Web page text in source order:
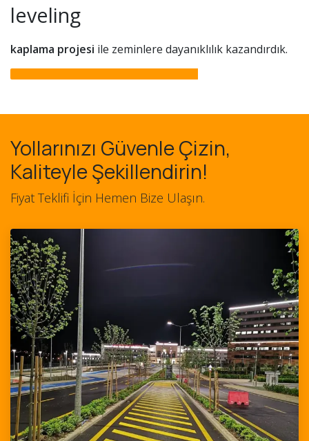
leveling
kaplama projesi ile zeminlere dayanıklılık kazandırdık.
Yollarınızı Güvenle Çizin,
Kaliteyle Şekillendirin!
Fiyat Teklifi İçin Hemen Bize Ulaşın.